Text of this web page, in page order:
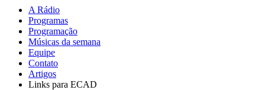
A Rádio
Programas
Programação
Músicas da semana
Equipe
Contato
Artigos
Links para ECAD